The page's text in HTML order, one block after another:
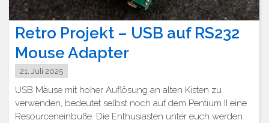
Retro Projekt – USB auf RS232
Mouse Adapter
21. Juli 2025
USB Mäuse mit hoher Auflösung an alten Kisten zu
verwenden, bedeutet selbst noch auf dem Pentium II eine
Resourceneinbuße. Die Enthusiasten unter euch werden